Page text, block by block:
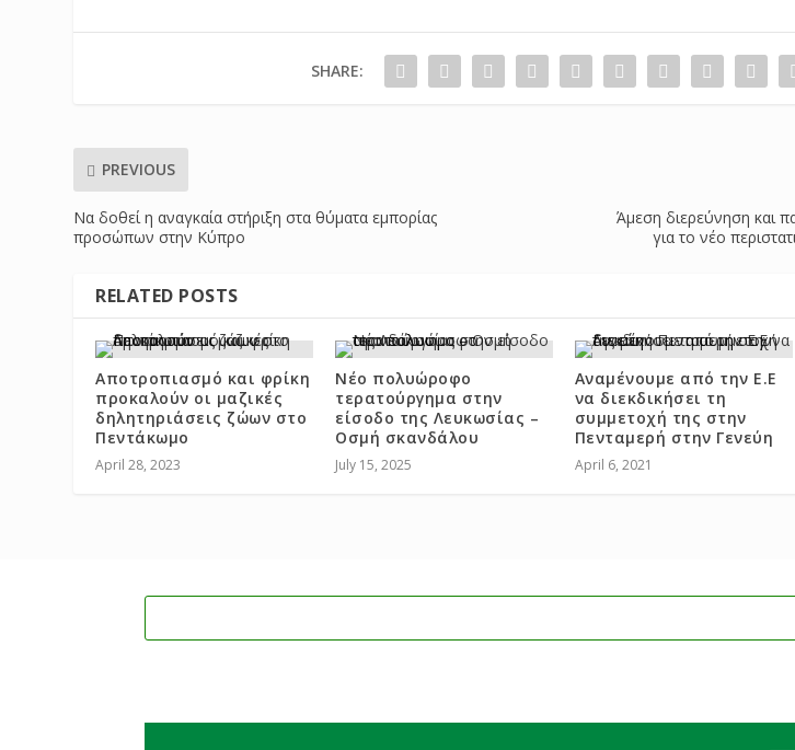
SHARE:
PREVIOUS
Να δοθεί η αναγκαία στήριξη στα θύματα εμπορίας
προσώπων στην Κύπρο
Άμεση διερεύνηση και
για το νέο
RELATED POSTS
Αποτροπιασμό και φρίκη
προκαλούν οι μαζικές
δηλητηριάσεις ζώων στο
Πεντάκωμο
April 28, 2023
Νέο πολυώροφο
τερατούργημα στην
είσοδο της Λευκωσίας –
Οσμή σκανδάλου
July 15, 2025
Αναμένουμε από την Ε.Ε
να διεκδικήσει τη
συμμετοχή της στην
Πενταμερή στην Γενεύη
April 6, 2021